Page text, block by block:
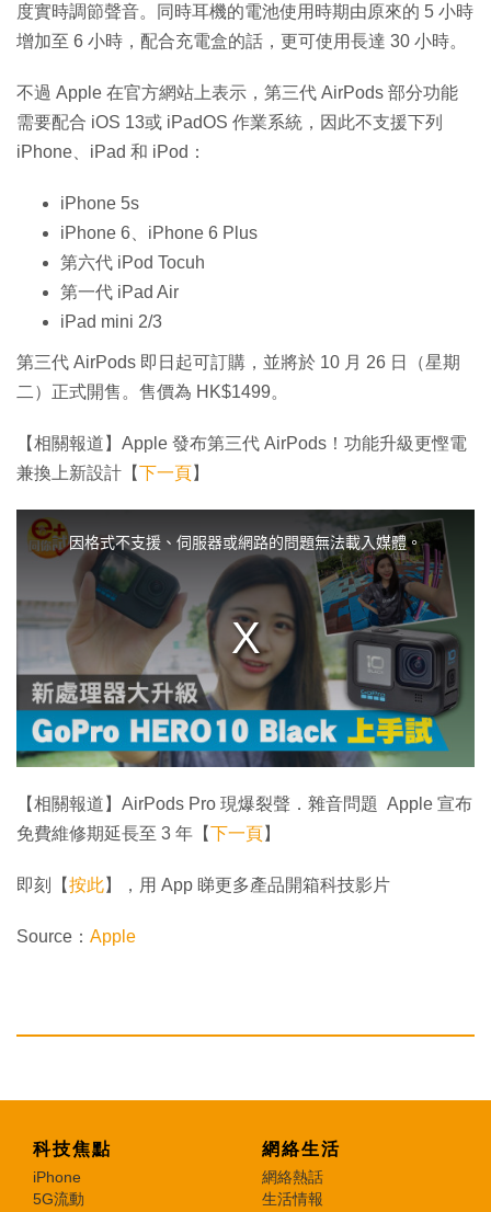
度實時調節聲音。同時耳機的電池使用時期由原來的 5 小時
增加至 6 小時，配合充電盒的話，更可使用長達 30 小時。
不過 Apple 在官方網站上表示，第三代 AirPods 部分功能
需要配合 iOS 13或 iPadOS 作業系統，因此不支援下列
iPhone、iPad 和 iPod：
iPhone 5s
iPhone 6、iPhone 6 Plus
第六代 iPod Tocuh
第一代 iPad Air
iPad mini 2/3
第三代 AirPods 即日起可訂購，並將於 10 月 26 日（星期
二）正式開售。售價為 HK$1499。
【相關報道】Apple 發布第三代 AirPods！功能升級更慳電
兼換上新設計【下一頁】
o
d
.
因格式不支援、伺服器或網路的問題無法載入媒體。
【相關報道】AirPods Pro 現爆裂聲．雜音問題 Apple 宣布
免費維修期延長至 3 年【下一頁】
即刻【按此】，用 App 睇更多產品開箱科技影片
Source： Apple
科技焦點
iPhone
5G流動
網絡生活
網絡熱話
生活情報